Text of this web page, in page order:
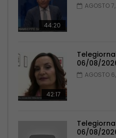
44:20
AGOSTO
42:17
06/08/
AGOSTO
06/08/